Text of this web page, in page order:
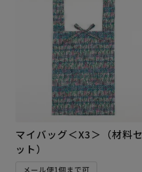
マイバッグ＜X3＞（材料セ
ット）
メール便1個まで可